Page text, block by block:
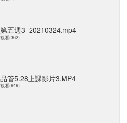
第五週3_20210324.mp4
觀看(362)
品管5.28上課影片3.MP4
觀看(646)